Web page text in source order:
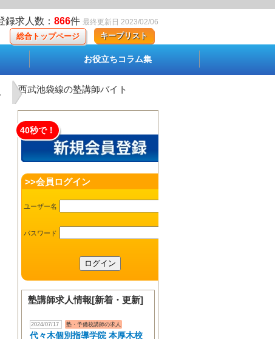
録求人数： 866件 最終更新日 2023/02/06
キープリスト
総合トップページ
お役立ちコラム集
西武池袋線の塾講師バイト
40秒で！
>>会員ログイン
ユーザー名
パスワード
塾講師求人情報[新着・更新]
2024/07/17 塾・予備校講師の求人
代々木個別指導学院 本厚木校